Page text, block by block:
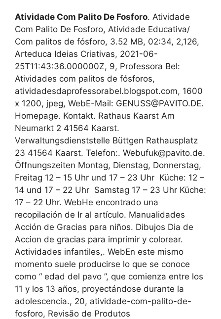
Atividade Com Palito De Fosforo. Atividade
Com Palito De Fosforo, Atividade Educativa/
Com palitos de fósforo, 3.52 MB, 02:34, 2,126,
Arteduca Ideias Criativas, 2021-06-
25T11:43:36.000000Z, 9, Professora Bel:
Atividades com palitos de fósforos,
atividadesdaprofessorabel.blogspot.com, 1600
x 1200, jpeg, WebE-Mail: GENUSS@PAVITO.DE.
Homepage. Kontakt. Rathaus Kaarst Am
Neumarkt 2 41564 Kaarst.
Verwaltungsdienststelle Büttgen Rathausplatz
23 41564 Kaarst. Telefon:. Web‍ufuk@pavito.de.
Öffnungszeiten Montag, Dienstag, Donnerstag,
Freitag 12 – 15 Uhr und 17 – 23 Uhr ‍ Küche: 12 –
14 und 17 – 22 Uhr ‍ ‍Samstag 17 – 23 Uhr Küche:
17 – 22 Uhr. WebHe encontrado una
recopilación de Ir al artículo. Manualidades
Acción de Gracias para niños. Dibujos Dia de
Accion de gracias para imprimir y colorear.
Actividades infantiles,. WebEn este mismo
momento suele producirse lo que se conoce
como “ edad del pavo ”, que comienza entre los
11 y los 13 años, proyectándose durante la
adolescencia., 20, atividade-com-palito-de-
fosforo, Revisão de Produtos